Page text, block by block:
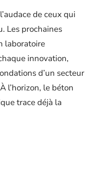
de ceux qui
Les prochaines
laboratoire
innovation,
d’un secteur
l’horizon, le béton
trace déjà la